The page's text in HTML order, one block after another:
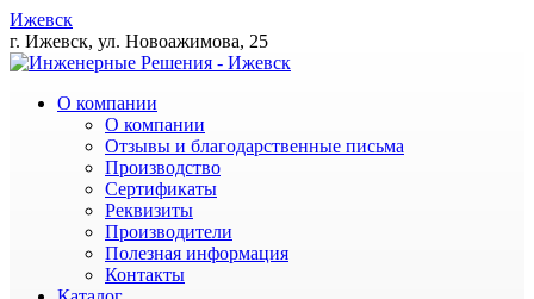
Ижевск
г. Ижевск, ул. Новоажимова, 25
О компании
О компании
Отзывы и благодарственные письма
Производство
Сертификаты
Реквизиты
Производители
Полезная информация
Контакты